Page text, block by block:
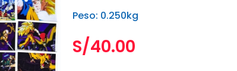
Peso: 0.250kg
S/40.00